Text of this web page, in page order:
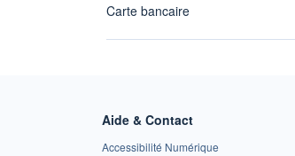
Carte bancaire
Aide & Contact
Accessibilité Numérique